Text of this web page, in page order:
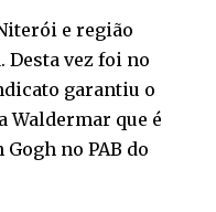
e região
vez foi no
garantiu o
Waldermar que é
no PAB do